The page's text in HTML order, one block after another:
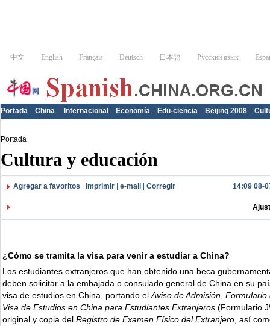
Portada China Internacional Economía Edu-ciencia Beijing 2008
Portada
Cultura y educación
Agregar a favoritos Imprimir e-mail Corregir 14:09 08-
¿Cómo se tramita la visa para venir a estudiar a China?
Los estudiantes extranjeros que han obtenido una beca
deben solicitar a la embajada o consulado general de China en su
visa de estudios en China, portando el Aviso de Admisión Formulario
Visa de Estudios en China para Estudiantes Extranjeros (Formulario
original y copia del Registro de Examen Físico del Extranjero , así